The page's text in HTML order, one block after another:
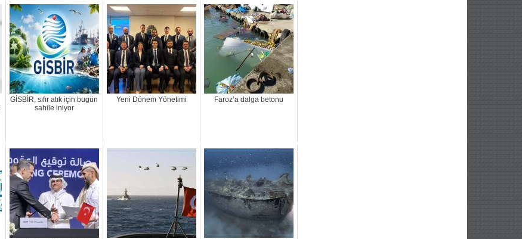
GİSBİR, sıfır atık için bugün
sahile iniyor
Yeni Dönem Yönetimi Faroz’a dalga betonu